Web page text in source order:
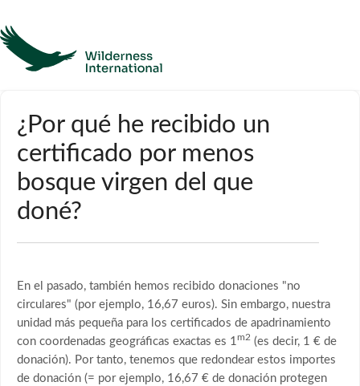
Página de inicio
Póngase en contacto con
¿Por qué he recibido un
certificado por menos
bosque virgen del que
doné?
En el pasado, también hemos recibido donaciones "no
circulares" (por ejemplo, 16,67 euros). Sin embargo, nuestra
unidad más pequeña para los certificados de apadrinamiento
con coordenadas geográficas exactas es 1m2 (es decir, 1 € de
donación). Por tanto, tenemos que redondear estos importes
de donación (= por ejemplo, 16,67 € de donación protegen